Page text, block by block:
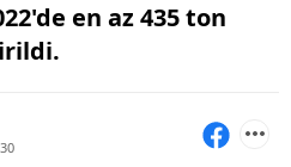
en az 435 ton